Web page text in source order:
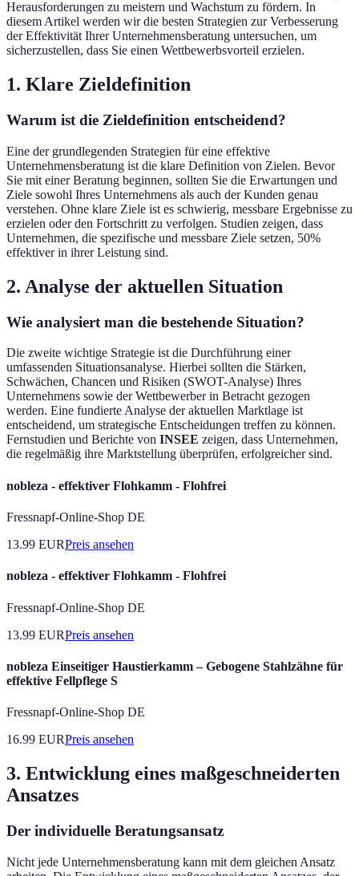
Herausforderungen zu meistern und Wachstum zu fördern. In
diesem Artikel werden wir die besten Strategien zur Verbesserung
der Effektivität Ihrer Unternehmensberatung untersuchen, um
sicherzustellen, dass Sie einen Wettbewerbsvorteil erzielen.
1. Klare Zieldefinition
Warum ist die Zieldefinition entscheidend?
Eine der grundlegenden Strategien für eine effektive
Unternehmensberatung ist die klare Definition von Zielen. Bevor
Sie mit einer Beratung beginnen, sollten Sie die Erwartungen und
Ziele sowohl Ihres Unternehmens als auch der Kunden genau
verstehen. Ohne klare Ziele ist es schwierig, messbare Ergebnisse zu
erzielen oder den Fortschritt zu verfolgen. Studien zeigen, dass
Unternehmen, die spezifische und messbare Ziele setzen, 50%
effektiver in ihrer Leistung sind.
2. Analyse der aktuellen Situation
Wie analysiert man die bestehende Situation?
Die zweite wichtige Strategie ist die Durchführung einer
umfassenden Situationsanalyse. Hierbei sollten die Stärken,
Schwächen, Chancen und Risiken (SWOT-Analyse) Ihres
Unternehmens sowie der Wettbewerber in Betracht gezogen
werden. Eine fundierte Analyse der aktuellen Marktlage ist
entscheidend, um strategische Entscheidungen treffen zu können.
Fernstudien und Berichte von INSEE zeigen, dass Unternehmen,
die regelmäßig ihre Marktstellung überprüfen, erfolgreicher sind.
nobleza - effektiver Flohkamm - Flohfrei
Fressnapf-Online-Shop DE
13.99 EURPreis ansehen
nobleza - effektiver Flohkamm - Flohfrei
Fressnapf-Online-Shop DE
13.99 EURPreis ansehen
nobleza Einseitiger Haustierkamm – Gebogene Stahlzähne für
effektive Fellpflege S
Fressnapf-Online-Shop DE
16.99 EURPreis ansehen
3. Entwicklung eines maßgeschneiderten
Ansatzes
Der individuelle Beratungsansatz
Nicht jede Unternehmensberatung kann mit dem gleichen Ansatz